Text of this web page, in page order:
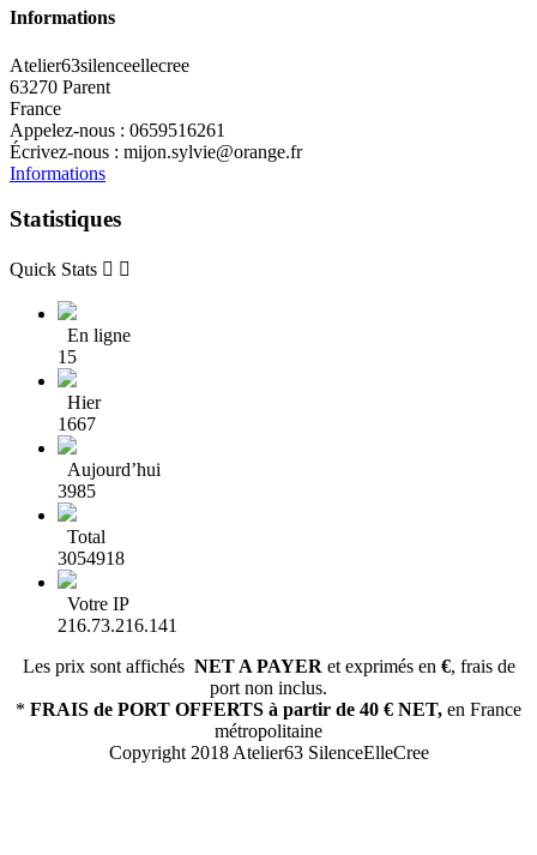
Informations
Atelier63silenceellecree
63270 Parent
France
Appelez-nous : 0659516261
Écrivez-nous : mijon.sylvie@orange.fr
Informations
Statistiques
Quick Stats  
En ligne
15
Hier
1667
Aujourd’hui
3985
Total
3054918
Votre IP
216.73.216.141
Les prix sont affichés NET A PAYER et exprimés en €, frais de
port non inclus.
* FRAIS de PORT OFFERTS à partir de 40 € NET, en France
métropolitaine
Copyright 2018 Atelier63 SilenceElleCree